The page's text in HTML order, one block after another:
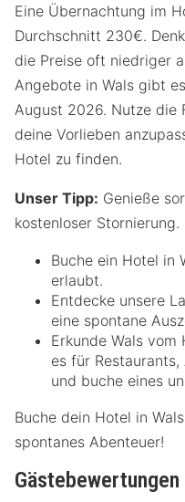
Eine Übernachtung im
Durchschnitt 230€.
die Preise oft niedriger
Angebote in Wals gibt
August 2026. Nutze die
deine Vorlieben
Hotel zu finden.
Unser Tipp: Genieße
kostenloser Stornierung.
Buche ein Hotel in
erlaubt.
Entdecke unsere
eine spontane
Erkunde Wals
es für
und buche eines
Buche dein Hotel in
spontanes Abenteuer!